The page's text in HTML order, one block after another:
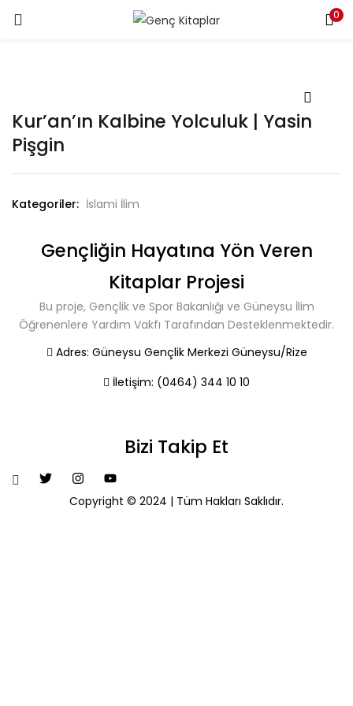
0
Kur’an’ın Kalbine Yolculuk | Yasin
Pişgin
Kategoriler: İslami İlim
Gençliğin Hayatına Yön Veren
Kitaplar Projesi
Bu proje, Gençlik ve Spor Bakanlığı ve Güneysu İlim
Öğrenenlere Yardım Vakfı Tarafından Desteklenmektedir.
Adres: Güneysu Gençlik Merkezi Güneysu/Rize
İletişim: (0464) 344 10 10
Bizi Takip Et
Copyright © 2024 | Tüm Hakları Saklıdır.
Lost password?